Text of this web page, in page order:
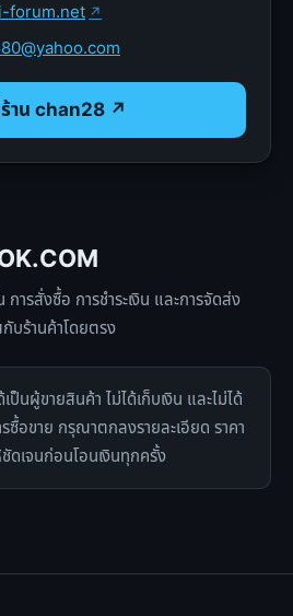
forum.net
ร้าน chan28 ↗
การสั่งซื้อ การชำระเงิน และการจัดส่ง
บร้านค้าโดยตรง
ป็นผู้ขายสินค้า ไม่ได้เก็บเงิน และไม่ได้
ซื้อขาย กรุณาตกลงรายละเอียด ราคา
ชัดเจนก่อนโอนเงินทุกครั้ง